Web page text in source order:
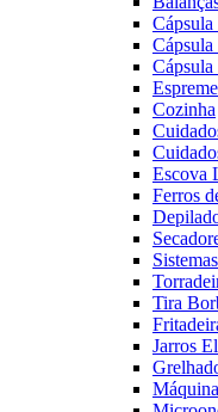
Cápsula
Cozinha
Escova
Ferros
Tira
Jarros